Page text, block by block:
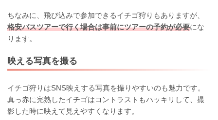
ちなみに、飛び込みで参加できるイチゴ狩りもありますが、
格安バスツアーで行く場合は事前にツアーの予約が必要にな
ります。
映える写真を撮る
イチゴ狩りはSNS映えする写真を撮りやすいのも魅力です。
真っ赤に完熟したイチゴはコントラストもハッキリして、撮
影した時に映えて見えやすくなります。